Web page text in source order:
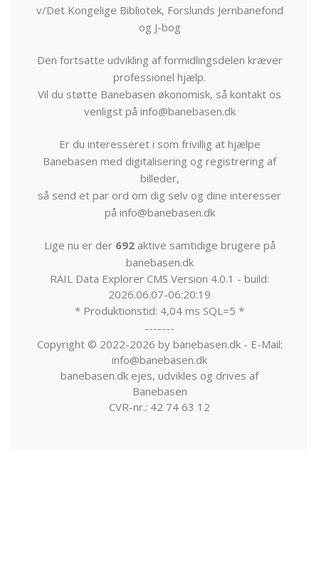
v/Det Kongelige Bibliotek, Forslunds Jernbanefond
og J-bog
Den fortsatte udvikling af formidlingsdelen kræver
professionel hjælp.
Vil du støtte Banebasen økonomisk, så kontakt os
venligst på info@banebasen.dk
Er du interesseret i som frivillig at hjælpe
Banebasen med digitalisering og registrering af
billeder,
så send et par ord om dig selv og dine interesser
på info@banebasen.dk
Lige nu er der 692aktive samtidige brugere på
banebasen.dk
RAIL Data Explorer CMS Version 4.0.1 - build:
2026.06.07-06:20:19
* Produktionstid: 4,04 ms SQL=5 *
-------
Copyright © 2022-2026 by banebasen.dk - E-Mail:
info@banebasen.dk
banebasen.dk ejes, udvikles og drives af
Banebasen
CVR-nr.: 42 74 63 12